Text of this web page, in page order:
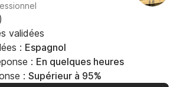
)
validées
: Espagnol
: En quelques heures
: Supérieur à 95%